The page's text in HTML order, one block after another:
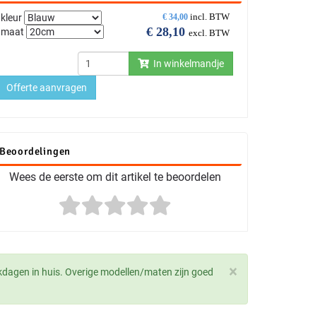
€ 34,00 incl. BTW
€ 28,10 excl. BTW
kleur
maat
In winkelmandje
Offerte aanvragen
Beoordelingen
Wees de eerste om dit artikel te beoordelen
×
in huis. Overige modellen/maten zijn goed